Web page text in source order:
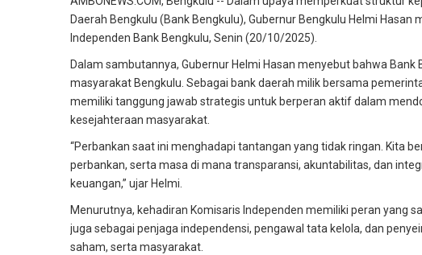
Daerah Bengkulu (Bank Bengkulu), Gubernur Bengkulu Helmi Hasan
Independen Bank Bengkulu, Senin (20/10/2025).
Dalam sambutannya, Gubernur Helmi Hasan menyebut bahwa
masyarakat Bengkulu. Sebagai bank daerah milik bersama
memiliki tanggung jawab strategis untuk berperan aktif dalam
kesejahteraan masyarakat.
“Perbankan saat ini menghadapi tantangan yang tidak ringan. Kita
perbankan, serta masa di mana transparansi, akuntabilitas, dan
keuangan,” ujar Helmi.
Menurutnya, kehadiran Komisaris Independen memiliki peran yang
juga sebagai penjaga independensi, pengawal tata kelola, dan
saham, serta masyarakat.